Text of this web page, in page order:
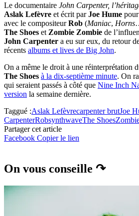
Le documentaire John Carpenter,
Aslak Lefèvre et écrit parJoe Hume pour
avec le compositeurRob (Maniac, Horns
The Shoes et Zombie Zombie de
John Carpenter a eu sur eux, du retour
récents albums et lives de Big John.
On a même le droit à une réinterprétation
The Shoes à la dix-septième minute. On
qui seraient passés à côté que Nine Inch
version la semaine dernière.
Taggué :Aslak Lefèvrecarpenter brutJoe
CarpenterRobsynthwaveThe Shoes
Partager cet article
Facebook Copier le lien
On vous conseille ↷